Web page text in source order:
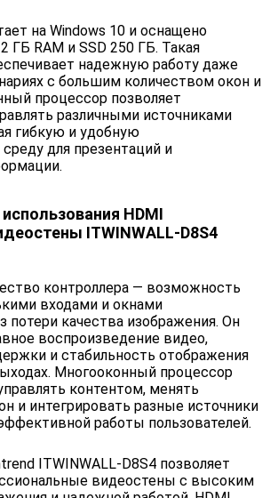
на Windows 10 и оснащено
ГБ RAM и SSD 250 ГБ. Такая
надежную работу даже
с большим количеством окон и
процессор позволяет
различными источниками
гибкую и удобную
для презентаций и
HDMI
ITWINWALL-D8S4
контроллера — возможность
входами и окнами
потери качества изображения. Он
воспроизведение видео,
и стабильность отображения
Многооконный процессор
контентом, менять
и интегрировать разные источники
работы пользователей.
ITWINWALL-D8S4 позволяет
видеостены с высоким